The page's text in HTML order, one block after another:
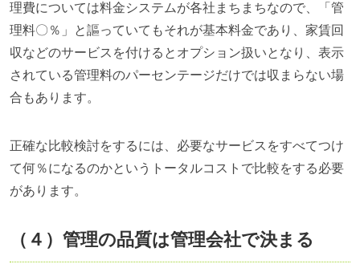
理費については料金システムが各社まちまちなので、「管
理料〇％」と謳っていてもそれが基本料金であり、家賃回
収などのサービスを付けるとオプション扱いとなり、表示
されている管理料のパーセンテージだけでは収まらない場
合もあります。
正確な比較検討をするには、必要なサービスをすべてつけ
て何％になるのかというトータルコストで比較をする必要
があります。
（４）管理の品質は管理会社で決まる